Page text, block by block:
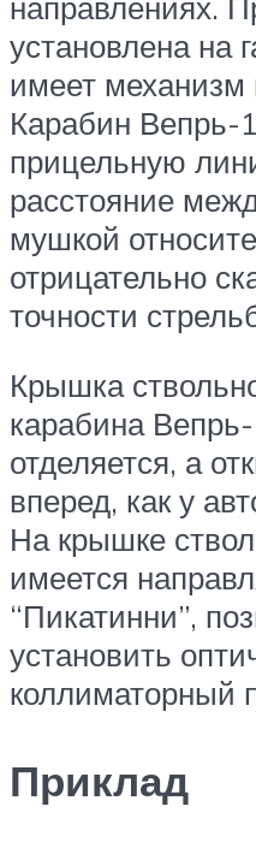
установлена на
имеет механизм
Карабин Вепрь-
прицельную
расстояние
мушкой
отрицательно
точности
Крышка
карабина
отделяется, а
вперед, как у
На крышке
имеется
“Пикатинни”,
установить
коллиматорный
Приклад